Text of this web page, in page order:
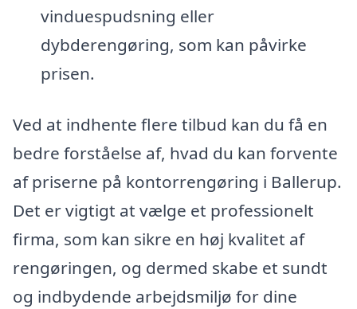
vinduespudsning eller
dybderengøring, som kan påvirke
prisen.
Ved at indhente flere tilbud kan du få en
bedre forståelse af, hvad du kan forvente
af priserne på kontorrengøring i Ballerup.
Det er vigtigt at vælge et professionelt
firma, som kan sikre en høj kvalitet af
rengøringen, og dermed skabe et sundt
og indbydende arbejdsmiljø for dine